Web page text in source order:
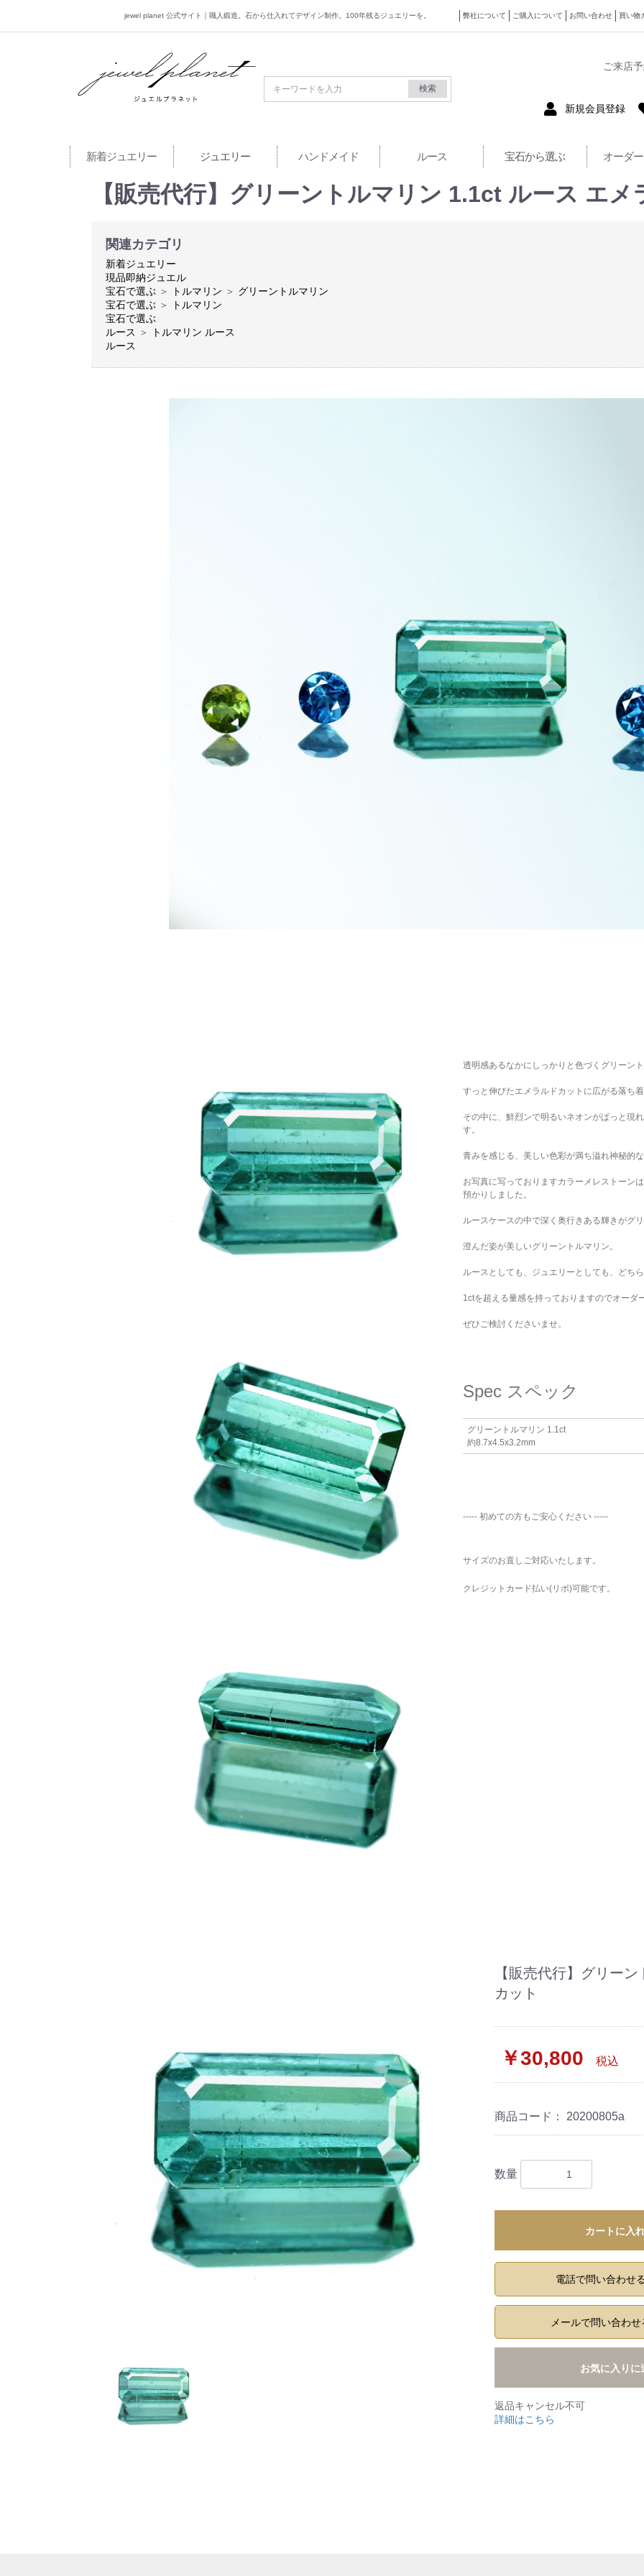
jewel planet 公式サイト｜職人鍛造。石から仕入れてデザイン制作。100年残るジュエリーを。 弊社について ご購入について お問い合わせ 買い物
jewel planet 公式サイト
検索
ご来店
新規会員登録
新着ジュエリー ジュエリー ハンドメイド ルース 宝石から選ぶ オーダ
【販売代行】グリーントルマリン 1.1ct ルース エメ
関連カテゴリ
新着ジュエリー
現品即納ジュエル
宝石で選ぶ ＞ トルマリン ＞ グリーントルマリン
宝石で選ぶ ＞
トルマリン
宝石で選ぶ
ルース ＞
トルマリン ルース
ルース
透明感あるなかにしっかりと色づくグリーント
すっと伸びたエメラルドカットに広がる落ち
その中に、鮮烈ンで明るいネオンがぱっと現
す。
青みを感じる、美しい色彩が満ち溢れ神秘的
お写真に写っておりますカラーメレストーン
預かりしました。
ルースケースの中で深く奥行きある輝きがグ
澄んだ姿が美しいグリーントルマリン。
ルースとしても、ジュエリーとしても、どち
1ctを超える量感を持っておりますのでオーダ
ぜひご検討くださいませ。
Spec スペック
グリーントルマリン 1.1ct
約8.7x4.5x3.2mm
----- 初めての方もご安心ください -----
サイズのお直しご対応いたします。
クレジットカード払い(リボ)可能です。
【販売代行】グリー
カット
￥30,800 税込
商品コード： 20200805a
数量
カートに入
ご注文手続き
電話で問い合わせ
メールで問い合わせ
お気に入りに
返品キャンセル不可
詳細はこちら